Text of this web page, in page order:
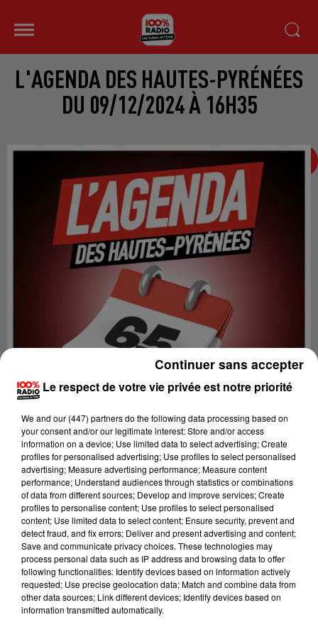
L'AGENDA DES HAUTES-PYRÉNÉES
DU 09/12/2024 À 16H35
Lecture (1 min 13 sec)
100%
100% Radio l'agenda des Hautes-Pyrénées
Le respect de votre vie privée est notre priorité
We and our (447) partnersdo the following data processing based on
your consent and/or our legitimate interest: Store and/or access
information on a device; Use limited data to select advertising; Create
profiles for personalised advertising; Use profiles to select personalised
advertising; Measure advertising performance; Measure content
performance; Understand audiences through statistics or combinations
of data from different sources; Develop and improve services; Create
profiles to personalise content; Use profiles to select personalised
content; Use limited data to select content; Ensure security, prevent and
detect fraud, and fix errors; Deliver and present advertising and content;
Save and communicate privacy choices. These technologies may
process personal data such as IP address and browsing data to offer
following functionalities: Identify devices based on information actively
requested; Use precise geolocation data; Match and combine data from
other data sources; Link different devices; Identify devices based on
information transmitted automatically.
Continuer sans accepter